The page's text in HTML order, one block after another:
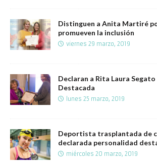
Distinguen a Anita Martiré
promueven la inclusión
viernes 29 marzo, 2019
Declaran a Rita Laura
Destacada
lunes 25 marzo, 2019
Deportista trasplantada de
declarada personalidad
miércoles 20 marzo, 2019